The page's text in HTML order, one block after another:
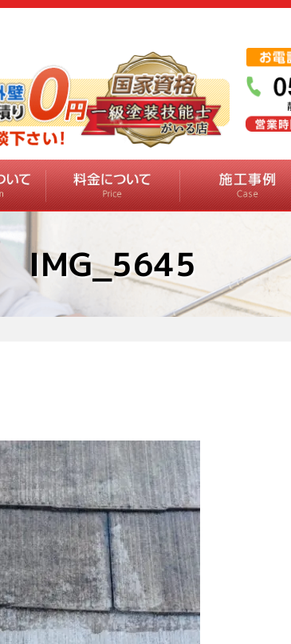
IMG_5645